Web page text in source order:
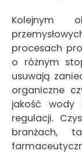
Kolejnym
procesach
o różnym
usuwają
organiczne
jakość
regulacji.
branżach,